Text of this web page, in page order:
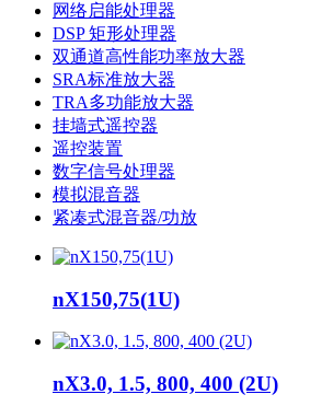
网络启能处理器
DSP 矩形处理器
双通道高性能功率放大器
SRA标准放大器
TRA多功能放大器
挂墙式遥控器
遥控装置
数字信号处理器
模拟混音器
紧凑式混音器/功放
nX150,75(1U)
nX3.0, 1.5, 800, 400 (2U)